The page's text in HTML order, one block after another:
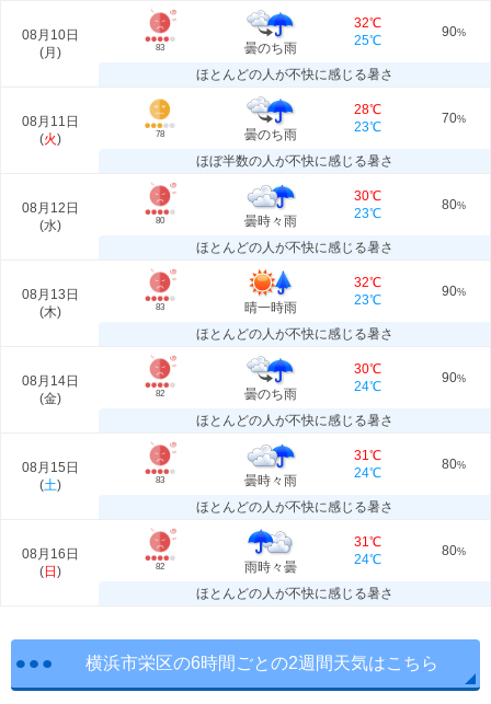
08月10日
(月 ) 83 曇のち雨
32℃
25℃
90%
ほとんどの人が不快に感じる暑さ
08月11日
(火) 78 曇のち雨
28℃
23℃
70%
ほぼ半数の人が不快に感じる暑さ
08月12日
(水) 80 曇時々雨
30℃
23℃
80%
ほとんどの人が不快に感じる暑さ
08月13日
(木) 83 晴一時雨
32℃
23℃
90%
ほとんどの人が不快に感じる暑さ
08月14日
(金) 82 曇のち雨
30℃
24℃
90%
ほとんどの人が不快に感じる暑さ
08月15日
(土) 83 曇時々雨
31℃
24℃
80%
ほとんどの人が不快に感じる暑さ
08月16日
(日 ) 82 雨時々曇
31℃
24℃
80%
ほとんどの人が不快に感じる暑さ
横浜市栄区の6時間ごとの2週間天気はこちら